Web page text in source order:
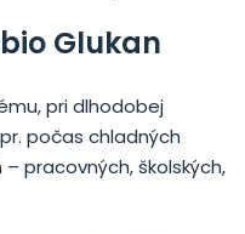
Glukan
pri dlhodobej
počas chladných
pracovných, školských,